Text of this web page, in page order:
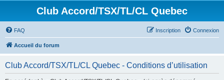
Club Accord/TSX/TL/CL Quebec
FAQ Connexion
Inscription
Accueil du forum
Club Accord/TSX/TL/CL Quebec - Conditions d’utilisation